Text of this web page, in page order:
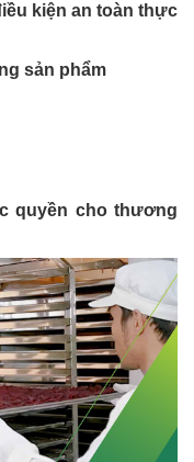
kiện an toàn thực
sản phẩm
quyền cho thương